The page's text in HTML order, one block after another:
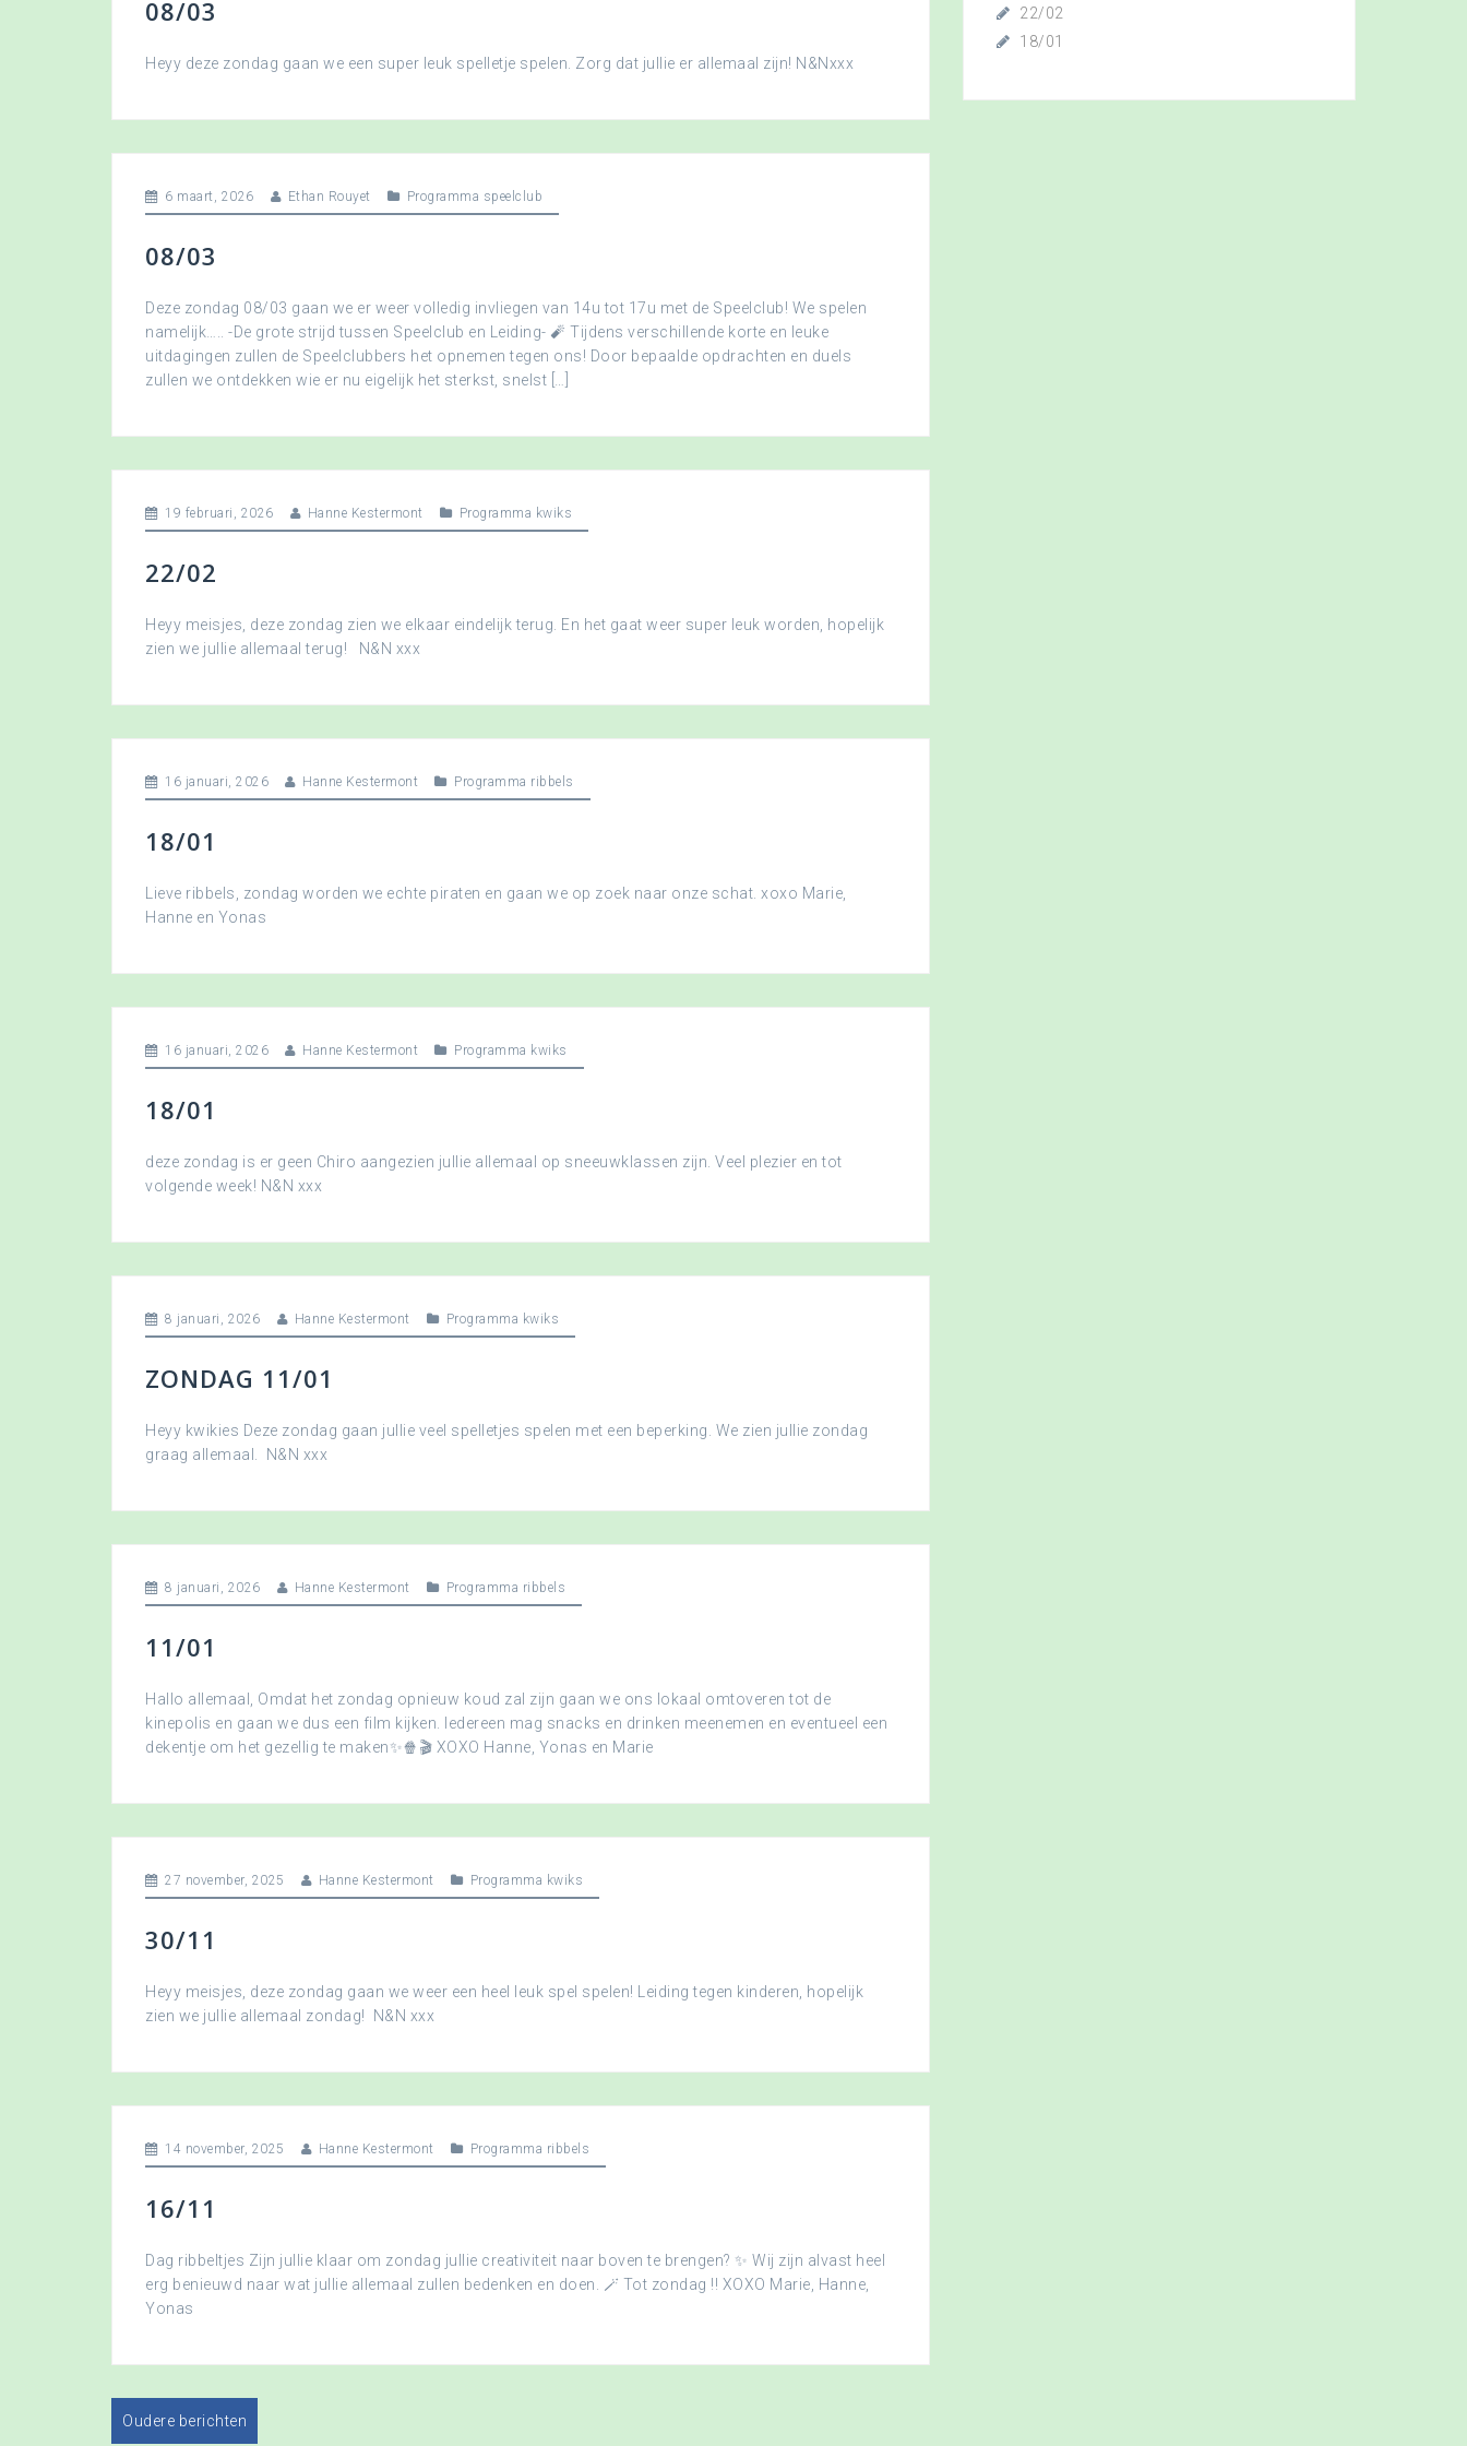
08/03
Heyy deze zondag gaan we een super leuk spelletje spelen. Zorg dat jullie er allemaal zijn! N&Nxxx
6 maart, 2026 Ethan Rouyet Programma speelclub
08/03
Deze zondag 08/03 gaan we er weer volledig invliegen van 14u tot 17u met de Speelclub! We spelen
namelijk….. -De grote strijd tussen Speelclub en Leiding- 🧨 Tijdens verschillende korte en leuke
uitdagingen zullen de Speelclubbers het opnemen tegen ons! Door bepaalde opdrachten en duels
zullen we ontdekken wie er nu eigelijk het sterkst, snelst […]
19 februari, 2026 Hanne Kestermont Programma kwiks
22/02
Heyy meisjes, deze zondag zien we elkaar eindelijk terug. En het gaat weer super leuk worden, hopelijk
zien we jullie allemaal terug! N&N xxx
16 januari, 2026 Hanne Kestermont Programma ribbels
18/01
Lieve ribbels, zondag worden we echte piraten en gaan we op zoek naar onze schat. xoxo Marie,
Hanne en Yonas
16 januari, 2026 Hanne Kestermont Programma kwiks
18/01
deze zondag is er geen Chiro aangezien jullie allemaal op sneeuwklassen zijn. Veel plezier en tot
volgende week! N&N xxx
8 januari, 2026 Hanne Kestermont Programma kwiks
ZONDAG 11/01
Heyy kwikies Deze zondag gaan jullie veel spelletjes spelen met een beperking. We zien jullie zondag
graag allemaal. N&N xxx
8 januari, 2026 Hanne Kestermont Programma ribbels
11/01
Hallo allemaal, Omdat het zondag opnieuw koud zal zijn gaan we ons lokaal omtoveren tot de
kinepolis en gaan we dus een film kijken. Iedereen mag snacks en drinken meenemen en eventueel een
dekentje om het gezellig te maken✨🍿🎬 XOXO Hanne, Yonas en Marie
27 november, 2025 Hanne Kestermont Programma kwiks
30/11
Heyy meisjes, deze zondag gaan we weer een heel leuk spel spelen! Leiding tegen kinderen, hopelijk
zien we jullie allemaal zondag! N&N xxx
14 november, 2025 Hanne Kestermont Programma ribbels
16/11
Dag ribbeltjes Zijn jullie klaar om zondag jullie creativiteit naar boven te brengen? ✨ Wij zijn alvast heel
erg benieuwd naar wat jullie allemaal zullen bedenken en doen. 🪄 Tot zondag !! XOXO Marie, Hanne,
Yonas
Oudere berichten
22/02
18/01